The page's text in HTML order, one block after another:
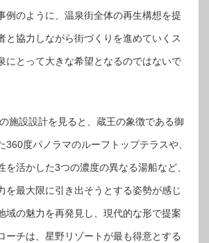
例のように、温泉街全体の再生構想を提
と協力しながら街づくりを進めていくス
にとって大きな希望となるのではないで
施設設計を見ると、蔵王の象徴である御
360度パノラマのルーフトップテラスや、
を活かした3つの濃度の異なる湯船など、
を最大限に引き出そうとする姿勢が感じ
域の魅力を再発見し、現代的な形で提案
ーチは、星野リゾートが最も得意とする